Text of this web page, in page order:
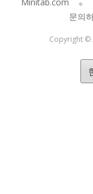
Minitab.com
문의
Copyright ©